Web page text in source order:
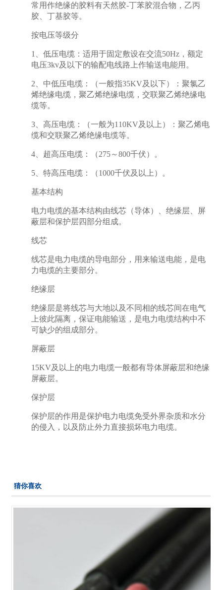
常用作绝缘的胶料有天然胶-丁苯胶混合物，乙丙
胶、丁基胶等。
按电压等级分
1、低压电缆：适用于固定敷设在交流50Hz，额定
电压3kv及以下的输配电线路上作输送电能用。
2、中低压电缆：（一般指35KV及以下）：聚氯乙
烯绝缘电缆，聚乙烯绝缘电缆，交联聚乙烯绝缘电
缆等。
3、高压电缆：（一般为110KV及以上）：聚乙烯电
缆和交联聚乙烯绝缘电缆等。
4、超高压电缆：（275～800千伏）。
5、特高压电缆：（1000千伏及以上）。
基本结构
电力电缆的基本结构由线芯（导体）、绝缘层、屏
蔽层和保护层四部分组成。
线芯
线芯是电力电缆的导电部分，用来输送电能，是电
力电缆的主要部分。
绝缘层
绝缘层是将线芯与大地以及不同相的线芯间在电气
上彼此隔离，保证电能输送，是电力电缆结构中不
可缺少的组成部分。
屏蔽层
15KV及以上的电力电缆一般都有导体屏蔽层和绝缘
屏蔽层。
保护层
保护层的作用是保护电力电缆免受外界杂质和水分
的侵入，以及防止外力直接损坏电力电缆。
猜你喜欢